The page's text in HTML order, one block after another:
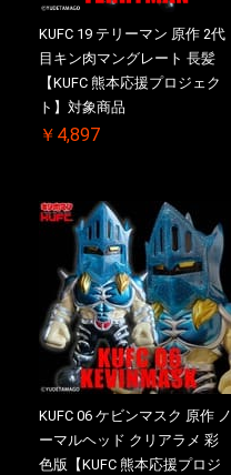
KUFC 19 テリーマン 原作 2代
目キン肉マングレート 長髪
【KUFC 熊本応援プロジェク
ト】対象商品
￥4,897
KUFC 06 ケビンマスク 原作 ノ
ーマルヘッド クリアラメ 彩
色版【KUFC 熊本応援プロジ